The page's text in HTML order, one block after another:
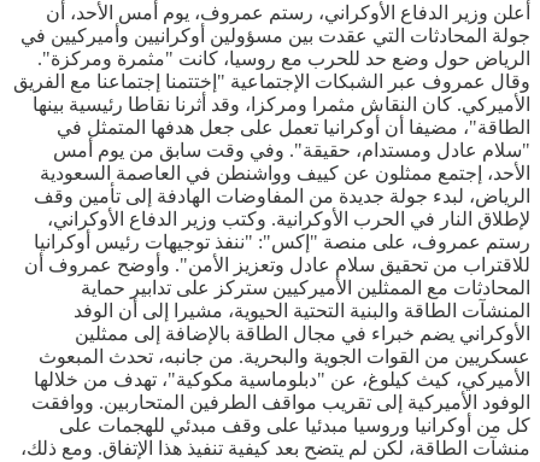
أعلن وزير الدفاع الأوكراني، رستم عمروف، يوم أمس الأحد، أن
جولة المحادثات التي عقدت بين مسؤولين أوكرانيين وأميركيين في
الرياض حول وضع حد للحرب مع روسيا، كانت "مثمرة ومركزة".
وقال عمروف عبر الشبكات الإجتماعية "إختتمنا إجتماعنا مع الفريق
الأميركي. كان النقاش مثمرا ومركزا، وقد أثرنا نقاطا رئيسية بينها
الطاقة"، مضيفا أن أوكرانيا تعمل على جعل هدفها المتمثل في
"سلام عادل ومستدام، حقيقة". وفي وقت سابق من يوم أمس
الأحد، إجتمع ممثلون عن كييف وواشنطن في العاصمة السعودية
الرياض، لبدء جولة جديدة من المفاوضات الهادفة إلى تأمين وقف
لإطلاق النار في الحرب الأوكرانية. وكتب وزير الدفاع الأوكراني،
رستم عمروف، على منصة "إكس": "ننفذ توجيهات رئيس أوكرانيا
للاقتراب من تحقيق سلام عادل وتعزيز الأمن". وأوضح عمروف أن
المحادثات مع الممثلين الأميركيين ستركز على تدابير حماية
المنشآت الطاقة والبنية التحتية الحيوية، مشيرا إلى أن الوفد
الأوكراني يضم خبراء في مجال الطاقة بالإضافة إلى ممثلين
عسكريين من القوات الجوية والبحرية. من جانبه، تحدث المبعوث
الأميركي، كيث كيلوغ، عن "دبلوماسية مكوكية"، تهدف من خلالها
الوفود الأميركية إلى تقريب مواقف الطرفين المتحاربين. ووافقت
كل من أوكرانيا وروسيا مبدئيا على وقف مبدئي للهجمات على
منشآت الطاقة، لكن لم يتضح بعد كيفية تنفيذ هذا الإتفاق. ومع ذلك،